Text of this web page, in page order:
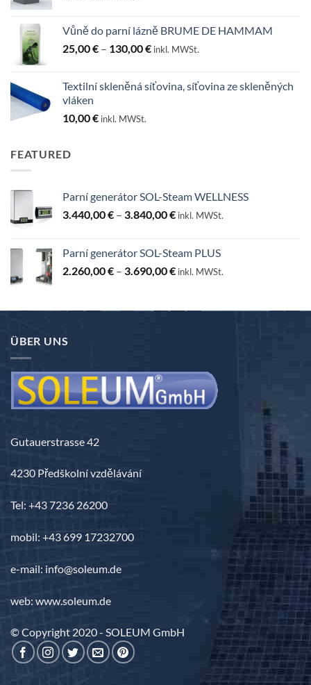
Vůně do parní lázně BRUME DE HAMMAM
25,00€ – 130,00€Rozpětí
až
inkl. MWSt.
Textilní skleněná síťovina, síťovina ze skleněných
vláken
10,00€ inkl. MWSt.
FEATURED
Parní generátor SOL-Steam WELLNESS
3.440,00€ – 3.840,00€Rozpětí
až
3.840,00 €
inkl. MWSt.
Parní generátor SOL-Steam PLUS
2.260,00€ – 3.690,00€Rozpětí
až
inkl. MWSt.
ÜBER UNS
Gutauerstrasse 42
4230 Předškolní vzdělávání
Tel: +43 7236 26200
mobil: +43 699 17232700
e-mail: info@soleum.de
web: www.soleum.de
© Copyright 2020 - SOLEUM GmbH